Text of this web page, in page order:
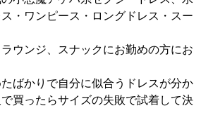
・ワンピース・ロングドレス・スー
ウンジ、スナックにお勤めの方にお
ばかりで自分に似合うドレスが分か
買ったらサイズの失敗で試着して決